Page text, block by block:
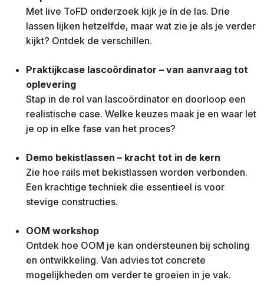
Met live ToFD onderzoek kijk je ín de las. Drie
lassen lijken hetzelfde, maar wat zie je als je verder
kijkt? Ontdek de verschillen.
Praktijkcase lascoördinator – van aanvraag tot
oplevering
Stap in de rol van lascoördinator en doorloop een
realistische case. Welke keuzes maak je en waar let
je op in elke fase van het proces?
Demo bekistlassen – kracht tot in de kern
Zie hoe rails met bekistlassen worden verbonden.
Een krachtige techniek die essentieel is voor
stevige constructies.
OOM workshop
Ontdek hoe OOM je kan ondersteunen bij scholing
en ontwikkeling. Van advies tot concrete
mogelijkheden om verder te groeien in je vak.